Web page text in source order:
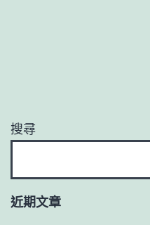
搜尋
近期文章